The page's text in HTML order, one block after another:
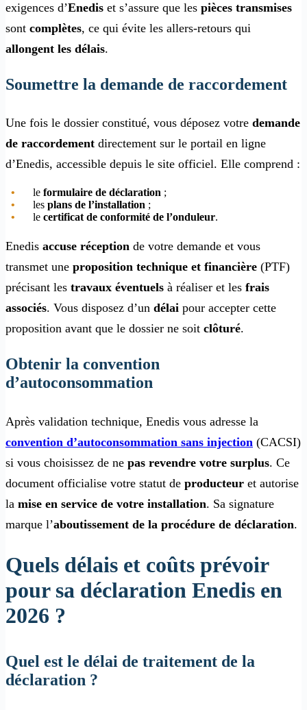
exigences d’Enedis et s’assure que les pièces transmises
sont complètes, ce qui évite les allers-retours qui
allongent les délais.
Soumettre la demande de raccordement
Une fois le dossier constitué, vous déposez votre demande
de raccordement directement sur le portail en ligne
d’Enedis, accessible depuis le site officiel. Elle comprend :
le formulaire de déclaration ;
les plans de l’installation ;
le certificat de conformité de l’onduleur.
Enedis accuse réception de votre demande et vous
transmet une proposition technique et financière (PTF)
précisant les travaux éventuels à réaliser et les frais
associés. Vous disposez d’un délai pour accepter cette
proposition avant que le dossier ne soit clôturé.
Obtenir la convention
d’autoconsommation
Après validation technique, Enedis vous adresse la
convention d’autoconsommation sans injection (CACSI)
si vous choisissez de ne pas revendre votre surplus. Ce
document officialise votre statut de producteur et autorise
la mise en service de votre installation. Sa signature
marque l’aboutissement de la procédure de déclaration.
Quels délais et coûts prévoir
pour sa déclaration Enedis en
2026 ?
Quel est le délai de traitement de la
déclaration ?